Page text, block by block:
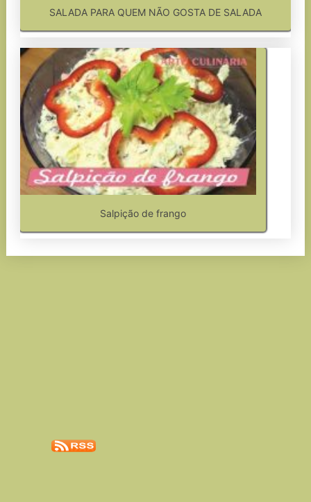
SALADA PARA QUEM NÃO GOSTA DE SALADA
Salpição de frango